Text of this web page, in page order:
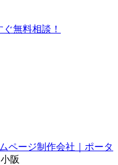
ページ制作会社｜ポータ
小阪